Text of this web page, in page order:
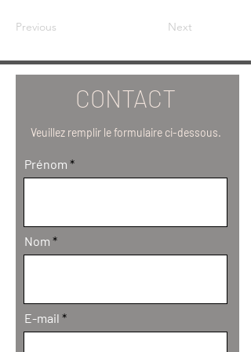
Previous Next
CONTACT
Veuillez remplir le formulaire ci-dessous.
Prénom
Nom
E-mail